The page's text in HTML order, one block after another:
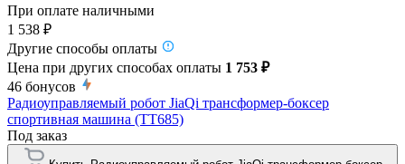
При оплате наличными
1 538 ₽
Другие способы оплаты
Цена при других способах оплаты 1 753 ₽
46 бонусов
Радиоуправляемый робот JiaQi трансформер-боксер
спортивная машина (TT685)
Под заказ